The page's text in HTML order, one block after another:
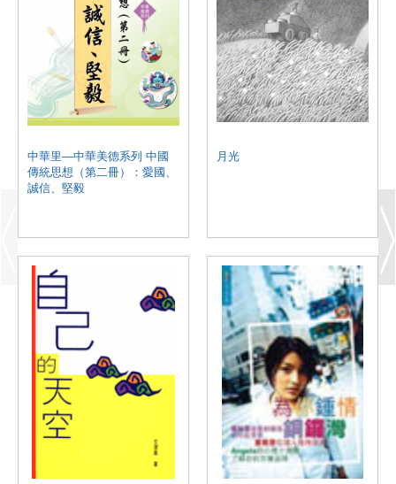
中華里—中華美德系列 中國
傳統思想（第二冊）：愛國、
誠信、堅毅
月光